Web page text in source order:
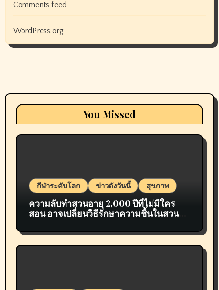
Comments feed
WordPress.org
You Missed
กีฬาระดับโลก ข่าวดังวันนี้ สุขภาพ
ความลับทำสวนอายุ 2,000 ปีที่ไม่มีใคร
สอน อาจเปลี่ยนวิธีรักษาความชื้นในสวน